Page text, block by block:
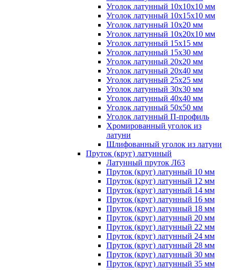
Уголок латунный 10x10x10 мм
Уголок латунный 10x15x10 мм
Уголок латунный 10x20 мм
Уголок латунный 10x20x10 мм
Уголок латунный 15x15 мм
Уголок латунный 15x30 мм
Уголок латунный 20x20 мм
Уголок латунный 20x40 мм
Уголок латунный 25x25 мм
Уголок латунный 30x30 мм
Уголок латунный 40x40 мм
Уголок латунный 50x50 мм
Уголок латунный П-профиль
Хромированный уголок из
латуни
Шлифованный уголок из латуни
Пруток (круг) латунный
Латунный пруток Л63
Пруток (круг) латунный 10 мм
Пруток (круг) латунный 12 мм
Пруток (круг) латунный 14 мм
Пруток (круг) латунный 16 мм
Пруток (круг) латунный 18 мм
Пруток (круг) латунный 20 мм
Пруток (круг) латунный 22 мм
Пруток (круг) латунный 24 мм
Пруток (круг) латунный 28 мм
Пруток (круг) латунный 30 мм
Пруток (круг) латунный 35 мм